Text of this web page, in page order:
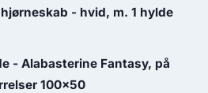
hjørneskab - hvid, m. 1 hylde
- Alabasterine Fantasy, på
100x50